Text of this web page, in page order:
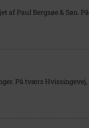
af Paul Bergsøe & Søn. På
På tværs Hvissingevej,